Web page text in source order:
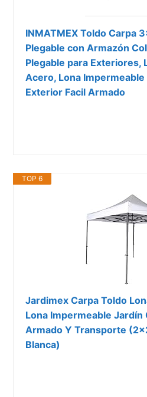
INMATMEX Toldo Carpa
Plegable con Armazón
Plegable para Exteriores,
Acero, Lona
Exterior Facil Armado
TOP 6
Jardimex Carpa Toldo
Lona Impermeable Jardín
Armado Y Transporte
Blanca)